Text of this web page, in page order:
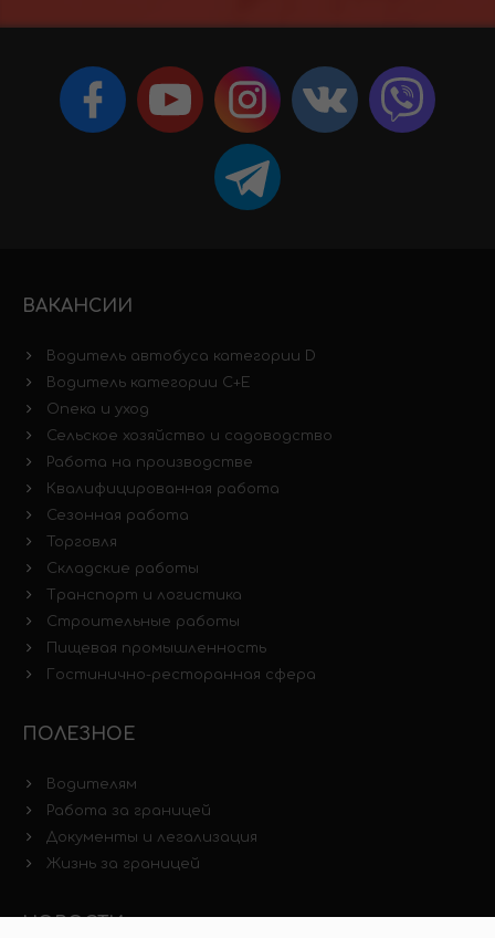
ВАКАНСИИ
Водитель автобуса категории D
Водитель категории C+E
Опека и уход
Сельское хозяйство и садоводство
Работа на производстве
Квалифицированная работа
Сезонная работа
Торговля
Складские работы
Транспорт и логистика
Строительные работы
Пищевая промышленность
Гостинично-ресторанная сфера
ПОЛЕЗНОЕ
Водителям
Работа за границей
Документы и легализация
Жизнь за границей
НОВОСТИ